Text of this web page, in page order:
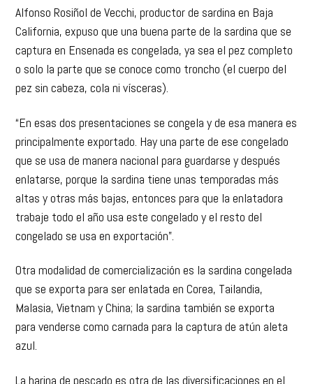
Alfonso Rosiñol de Vecchi, productor de sardina en Baja
California, expuso que una buena parte de la sardina que se
captura en Ensenada es congelada, ya sea el pez completo
o solo la parte que se conoce como troncho (el cuerpo del
pez sin cabeza, cola ni vísceras).
“En esas dos presentaciones se congela y de esa manera es
principalmente exportado. Hay una parte de ese congelado
que se usa de manera nacional para guardarse y después
enlatarse, porque la sardina tiene unas temporadas más
altas y otras más bajas, entonces para que la enlatadora
trabaje todo el año usa este congelado y el resto del
congelado se usa en exportación”.
Otra modalidad de comercialización es la sardina congelada
que se exporta para ser enlatada en Corea, Tailandia,
Malasia, Vietnam y China; la sardina también se exporta
para venderse como carnada para la captura de atún aleta
azul.
La harina de pescado es otra de las diversificaciones en el